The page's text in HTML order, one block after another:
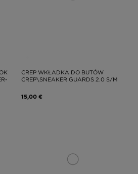
CREP WKŁADKA DO BUTÓW
CREP\SNEAKER GUARDS 2.0 S/M
15,00 €